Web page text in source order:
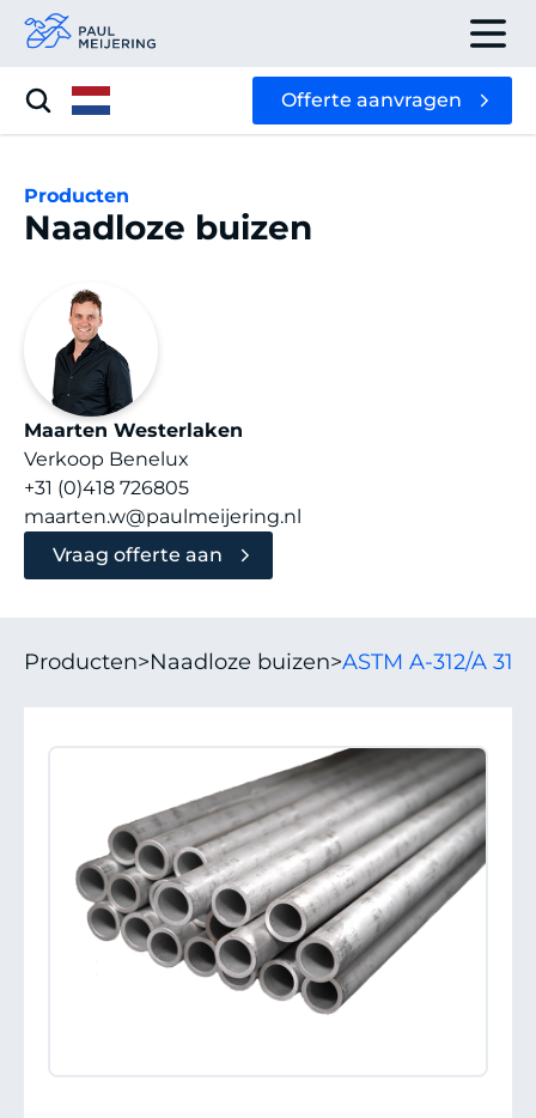
Offerte aanvragen
Producten
Naadloze buizen
Maarten Westerlaken
Verkoop Benelux
+31 (0)418 726805
maarten.w@paulmeijering.nl
Vraag offerte aan
Producten>Naadloze buizen>ASTM A-312/A